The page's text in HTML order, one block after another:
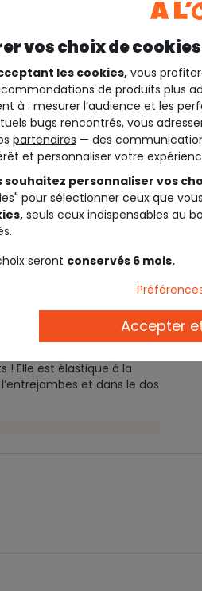
festives !
volants : cette
votre princesse. On
Elle est élastique à la
et dans le dos
vos choix de cookies
les cookies, vous
de produits plus
à : mesurer l’audience et les
bugs rencontrés, vous
partenaires — des
et personnaliser votre
souhaitez personnaliser vos
pour sélectionner ceux que
seuls ceux indispensables au
seront conservés 6 mois.
Accepter